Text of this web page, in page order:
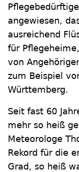
angewiesen,
ausreichend
für
von
zum Beispiel
Württemberg.
Seit fast 60
mehr so heiß
Meteorologe
Rekord für die
Grad, so heiß